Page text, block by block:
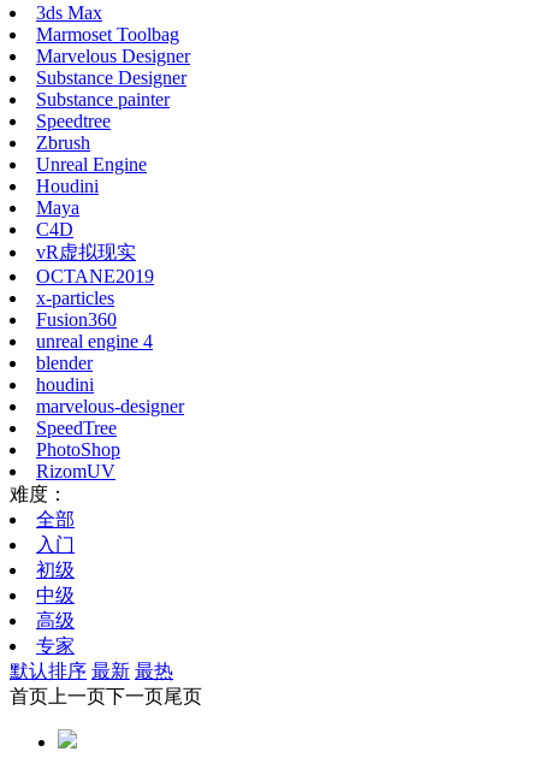
3ds Max
Marmoset Toolbag
Marvelous Designer
Substance Designer
Substance painter
Speedtree
Zbrush
Unreal Engine
Houdini
Maya
C4D
vR虚拟现实
OCTANE2019
x-particles
Fusion360
unreal engine 4
blender
houdini
marvelous-designer
SpeedTree
PhotoShop
RizomUV
难度：
全部
入门
初级
中级
高级
专家
默认排序 最新 最热
首页 上一页下一页尾页